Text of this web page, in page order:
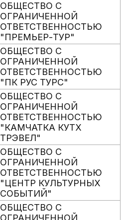
ОБЩЕСТВО С
ОГРАНИЧЕННОЙ
ОТВЕТСТВЕННОСТЬЮ
"ПРЕМЬЕР-ТУР"
ОБЩЕСТВО С
ОГРАНИЧЕННОЙ
ОТВЕТСТВЕННОСТЬЮ
"ПК РУС ТУРС"
ОБЩЕСТВО С
ОГРАНИЧЕННОЙ
ОТВЕТСТВЕННОСТЬЮ
"КАМЧАТКА КУТХ
ТРЭВЕЛ"
ОБЩЕСТВО С
ОГРАНИЧЕННОЙ
ОТВЕТСТВЕННОСТЬЮ
"ЦЕНТР КУЛЬТУРНЫХ
СОБЫТИЙ"
ОБЩЕСТВО С
ОГРАНИЧЕННОЙ